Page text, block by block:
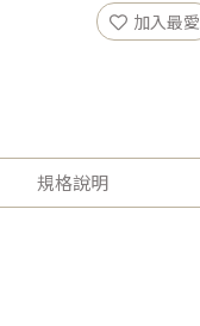
加入最愛
規格說明